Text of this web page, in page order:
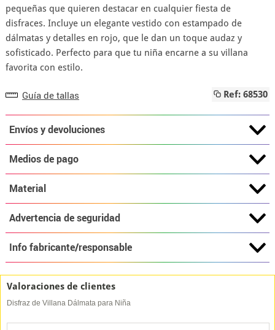
pequeñas que quieren destacar en cualquier fiesta de
disfraces. Incluye un elegante vestido con estampado de
dálmatas y detalles en rojo, que le dan un toque audaz y
sofisticado. Perfecto para que tu niña encarne a su villana
favorita con estilo.
Guía de tallas Ref: 68530
Envíos y devoluciones
Medios de pago
Material
Advertencia de seguridad
Info fabricante/responsable
Valoraciones de clientes
Disfraz de Villana Dálmata para Niña